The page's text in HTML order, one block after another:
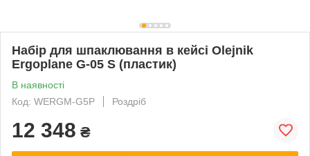
Набір для шпаклювання в кейсі Olejnik
Ergoplane G-05 S (пластик)
В наявності
Код: WERGM-G5P
Роздріб
12 348 ₴